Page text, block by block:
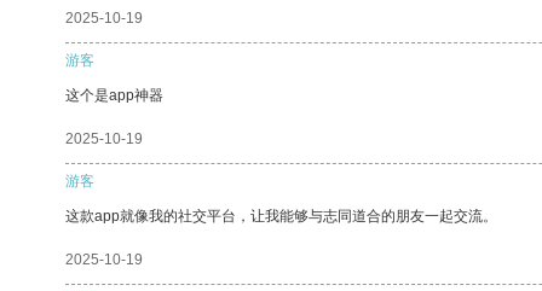
2025-10-19
游客
这个是app神器
2025-10-19
游客
这款app就像我的社交平台，让我能够与志同道合的朋友一起交流。
2025-10-19